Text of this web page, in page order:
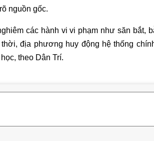
nguồn gốc.
các hành vi vi phạm như săn bắt,
địa phương huy động hệ thống
theo Dân Trí.